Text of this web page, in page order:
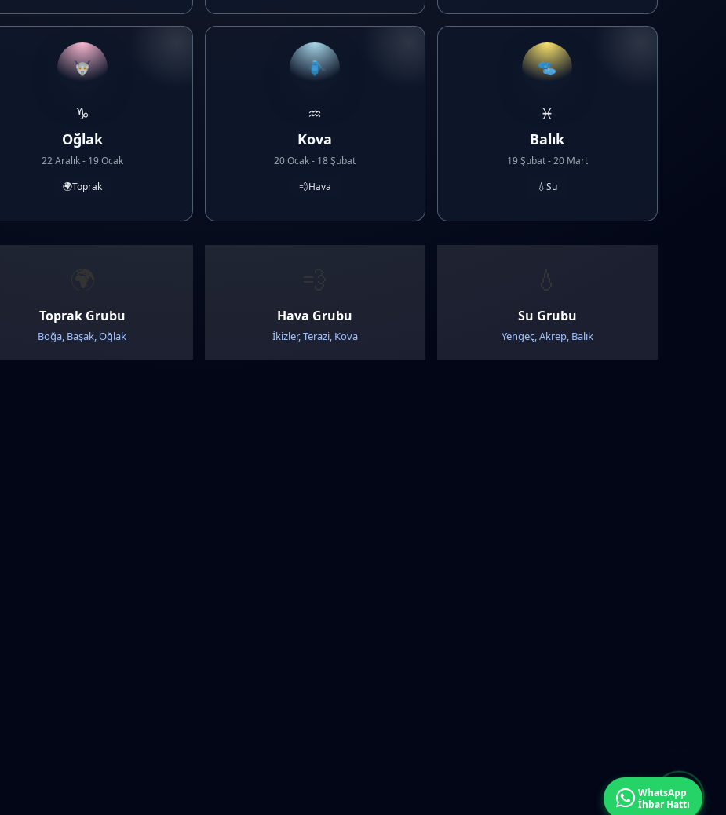
♑
Oğlak
22 Aralık - 19 Ocak
🌍Toprak
♒
Kova
20 Ocak - 18 Şubat
💨Hava
♓
Balık
19 Şubat - 20 Mart
💧Su
Toprak Grubu
Boğa, Başak, Oğlak
Hava Grubu
İkizler, Terazi, Kova
Su Grubu
Yengeç, Akrep, Balık
WhatsApp
İhbar Hattı